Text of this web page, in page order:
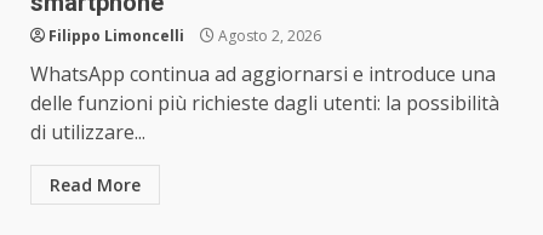
Filippo Limoncelli Agosto 2, 2026
WhatsApp continua ad aggiornarsi e introduce una
delle funzioni più richieste dagli utenti: la possibilità
di utilizzare...
Read More